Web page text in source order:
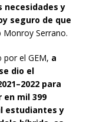
necesidades y
seguro de que
Monroy Serrano.
el GEM, a
dio el
para
en mil 399
estudiantes y